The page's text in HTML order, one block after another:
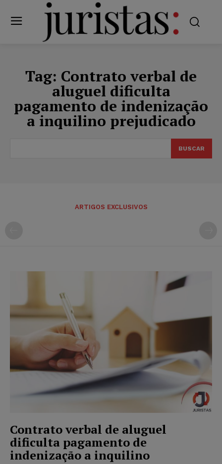
Tag: Contrato verbal de
aluguel dificulta
pagamento de indenização
a inquilino prejudicado
BUSCAR
ARTIGOS EXCLUSIVOS
Contrato verbal de aluguel
dificulta pagamento de
indenização a inquilino